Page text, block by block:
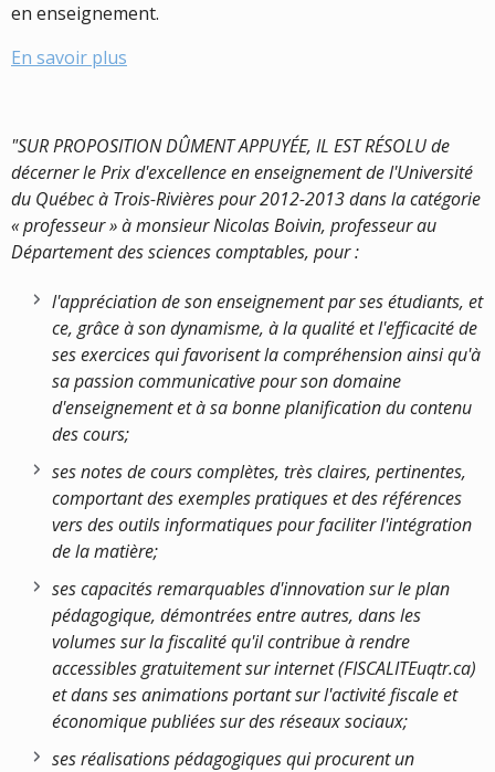
en enseignement.
En savoir plus
"SUR PROPOSITION DÛMENT APPUYÉE, IL EST RÉSOLU de
décerner le Prix d'excellence en enseignement de l'Université
du Québec à Trois-Rivières pour 2012-2013 dans la catégorie
« professeur » à monsieur Nicolas Boivin, professeur au
Département des sciences comptables, pour :
l'appréciation de son enseignement par ses étudiants, et
ce, grâce à son dynamisme, à la qualité et l'efficacité de
ses exercices qui favorisent la compréhension ainsi qu'à
sa passion communicative pour son domaine
d'enseignement et à sa bonne planification du contenu
des cours;
ses notes de cours complètes, très claires, pertinentes,
comportant des exemples pratiques et des références
vers des outils informatiques pour faciliter l'intégration
de la matière;
ses capacités remarquables d'innovation sur le plan
pédagogique, démontrées entre autres, dans les
volumes sur la fiscalité qu'il contribue à rendre
accessibles gratuitement sur internet (FISCALITEuqtr.ca)
et dans ses animations portant sur l'activité fiscale et
économique publiées sur des réseaux sociaux;
ses réalisations pédagogiques qui procurent un